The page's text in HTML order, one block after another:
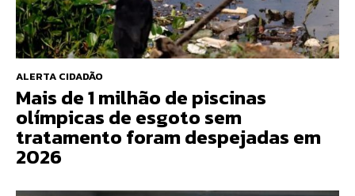
ALERTA CIDADÃO
Mais de 1 milhão de piscinas
olímpicas de esgoto sem
tratamento foram despejadas em
2026